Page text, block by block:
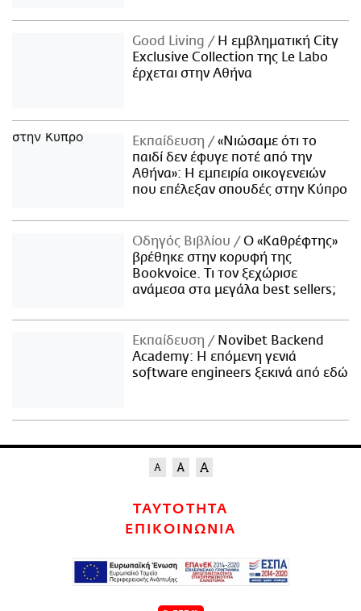
Good Living
Η εμβληματική City
Exclusive Collection της Le Labo
έρχεται στην Αθήνα
Εκπαίδευση
«Νιώσαμε ότι το
παιδί δεν έφυγε ποτέ από την
Αθήνα»: Η εμπειρία οικογενειών
που επέλεξαν σπουδές στην Κύπρο
Οδηγός Βιβλίου
Ο «Καθρέφτης»
βρέθηκε στην κορυφή της
Bookvoice. Τι τον ξεχώρισε
ανάμεσα στα μεγάλα best sellers;
Εκπαίδευση
Novibet Backend
Academy: Η επόμενη γενιά
software engineers ξεκινά από εδώ
ΤΑΥΤΟΤΗΤΑ
ΕΠΙΚΟΙΝΩΝΙΑ